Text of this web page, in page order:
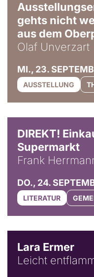
gehts nicht
aus dem
Olaf Unverzart
MI., 23.
AUSSTELLUNG
DIREKT!
Supermarkt
Frank
DO., 24.
LITERATUR
Lara Ermer
Leicht